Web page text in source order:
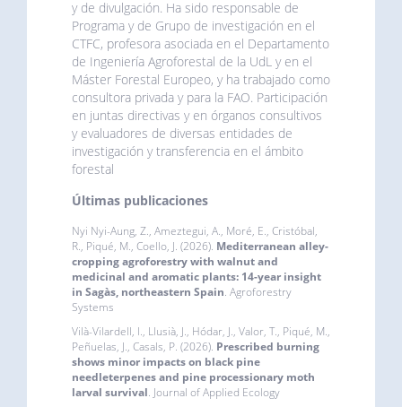
y de divulgación. Ha sido responsable de
Programa y de Grupo de investigación en el
CTFC, profesora asociada en el Departamento
de Ingeniería Agroforestal de la UdL y en el
Máster Forestal Europeo, y ha trabajado como
consultora privada y para la FAO. Participación
en juntas directivas y en órganos consultivos
y evaluadores de diversas entidades de
investigación y transferencia en el ámbito
forestal
Últimas publicaciones
Nyi Nyi-Aung, Z., Ameztegui, A., Moré, E., Cristóbal,
R., Piqué, M., Coello, J. (2026). Mediterranean alley-
cropping agroforestry with walnut and
medicinal and aromatic plants: 14-year insight
in Sagàs, northeastern Spain. Agroforestry
Systems
Vilà-Vilardell, l., Llusià, J., Hódar, J., Valor, T., Piqué, M.,
Peñuelas, J., Casals, P. (2026). Prescribed burning
shows minor impacts on black pine
needleterpenes and pine processionary moth
larval survival. Journal of Applied Ecology